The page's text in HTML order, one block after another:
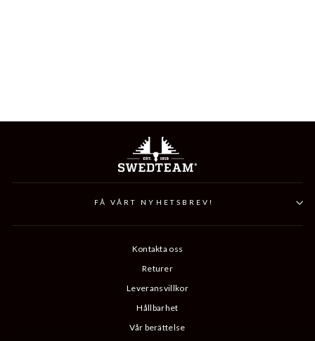
FÅ VÅRT NYHETSBREV!
Kontakta oss
Returer
Leveransvillkor
Hållbarhet
Vår berättelse